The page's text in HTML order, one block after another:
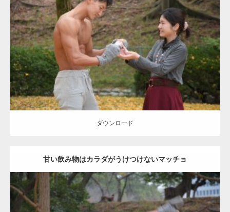
Update:2021.07.8
Category:公園のマッチョ その他 AKIHITO(細マッチョ) 上腕三頭筋
肩
ダウンロード
ダウンロード
甘い飲み物はカラダがうけつけないマッチョ